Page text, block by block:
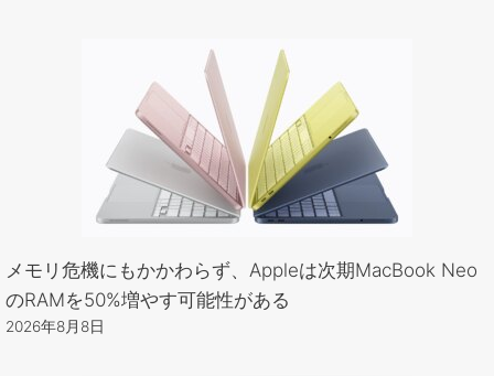
メモリ危機にもかかわらず、Appleは次期MacBook Neo
のRAMを50%増やす可能性がある
2026年8月8日